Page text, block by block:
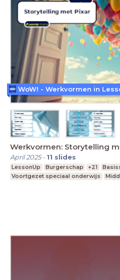
Werkvormen: Storytelling
April 2025- 11 slides
LessonUp Burgerschap +21
Voortgezet speciaal onderwijs
WoW! - Werkvormen in